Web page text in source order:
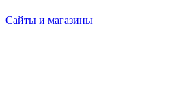
Сайты и магазины